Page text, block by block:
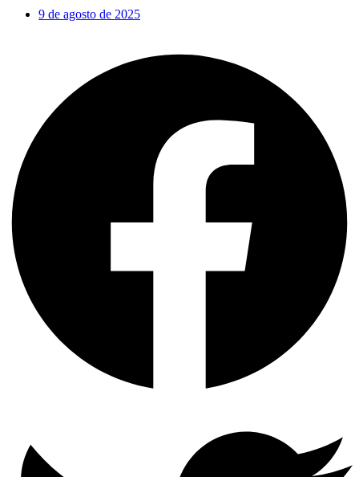
9 de agosto de 2025